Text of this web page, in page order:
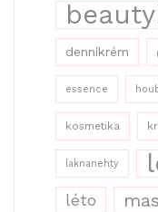
denníkrém
essence
kosmetika
laknanehty
léto